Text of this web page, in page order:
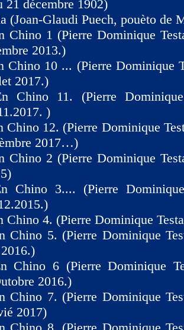
21 décembre 1902)
(Joan-Glaudi Puech, pouèto de
Chino 1 (Pierre Dominique
2013.)
Chino 10 ... (Pierre Dominique
2017.)
Chino 11. (Pierre
)
Chino 12. (Pierre Dominique
2017…)
Chino 2 (Pierre Dominique
Chino 3.... (Pierre
Chino 4. (Pierre Dominique
Chino 5. (Pierre Dominique
Chino 6 (Pierre Dominique
2016.)
Chino 7. (Pierre Dominique
2017)